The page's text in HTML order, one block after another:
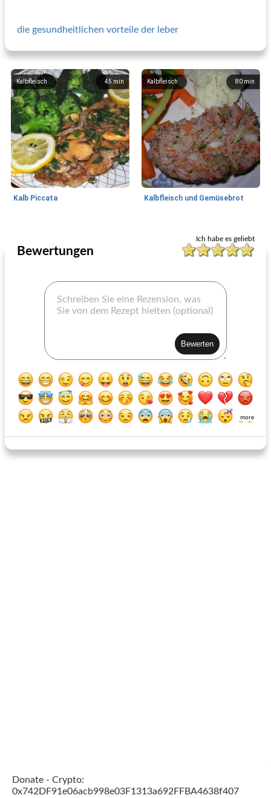
die gesundheitlichen vorteile der leber
45min
Kalbfleisch
Kalb Piccata
80 min
Kalbfleisch
Kalbfleisch und Gemüsebrot
Ich habe es geliebt
Bewertungen
more
Donate - Crypto:
0x742DF91e06acb998e03F1313a692FFBA4638f407